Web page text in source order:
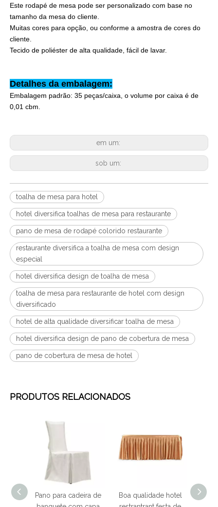
Este rodapé de mesa pode ser personalizado com base no
tamanho da mesa do cliente.
Muitas cores para opção, ou conforme a amostra de cores do
cliente.
Tecido de poliéster de alta qualidade, fácil de lavar.
Detalhes da embalagem:
Embalagem padrão: 35 peças/caixa, o volume por caixa é de
0,01 cbm.
em um:
sob um:
toalha de mesa para hotel
hotel diversifica toalhas de mesa para restaurante
pano de mesa de rodapé colorido restaurante
restaurante diversifica a toalha de mesa com design
especial
hotel diversifica design de toalha de mesa
toalha de mesa para restaurante de hotel com design
diversificado
hotel de alta qualidade diversificar toalha de mesa
hotel diversifica design de pano de cobertura de mesa
pano de cobertura de mesa de hotel
PRODUTOS RELACIONADOS
cadeira de
Boa qualidade hotel
Boa qualidade hotel